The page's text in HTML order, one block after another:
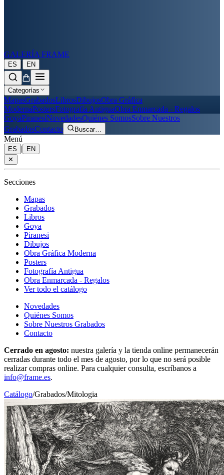
GALERÍA FRAME
ES | EN
Categorías
MapasGrabadosLibrosDibujosObra Gráfica
ModernaPostersFotografía AntiguaObra Enmarcada - Regalos
GoyaPiranesiNovedadesQuiénes SomosSobre Nuestros
GrabadosContacto Buscar…
Menú
ES |
EN
✕
Secciones
Mapas
Grabados
Libros
Goya
Piranesi
Dibujos
Obra Gráfica Moderna
Posters
Fotografía Antigua
Obra Enmarcada - Regalos
Ver todo el catálogo
Novedades
Quiénes Somos
Sobre Nuestros Grabados
Contacto
Cerrado en agosto: nuestra galería y la tienda online permanecerán
cerradas durante todo el mes de agosto, por lo que no será posible
realizar compras online. Para cualquier consulta, escríbanos a
info@frame.es.
Catálogo/Grabados/Mitologia